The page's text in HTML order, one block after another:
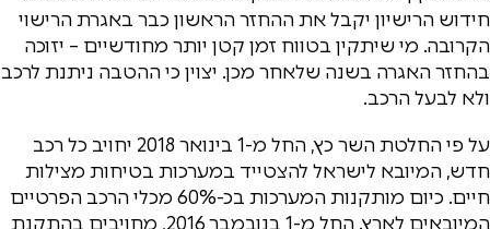
חידוש הרישיון יקבל את ההחזר הראשון כבר באגרת הרישוי
הקרובה. מי שיתקין בטווח זמן קטן יותר מחודשיים – יזוכה
בהחזר האגרה בשנה שלאחר מכן. יצוין כי ההטבה ניתנת לרכב
ולא לבעל הרכב.
על פי החלטת השר כץ, החל מ-1 בינואר 2018 יחויב כל רכב
חדש, המיובא לישראל להצטייד במערכות בטיחות מצילות
חיים. כיום מותקנות המערכות בכ-60% מכלי הרכב הפרטיים
המיובאים לארץ. החל מ-1 בנובמבר 2016, מחויבים בהתקנת